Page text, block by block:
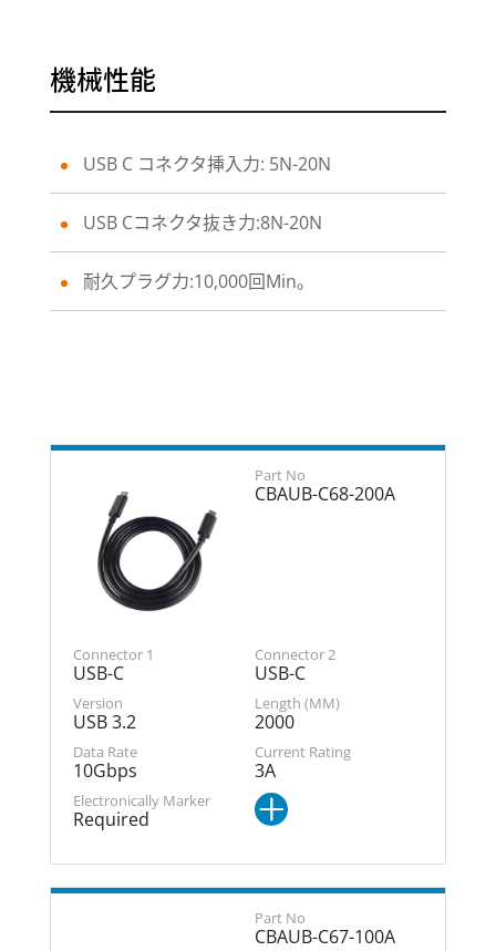
機械性能
USB C コネクタ挿入力: 5N-20N
USB Cコネクタ抜き力:8N-20N
耐久プラグ力:10,000回Min。
CBAUB-C68-200A
USB-C
USB-C
USB 3.2
2000
10Gbps
3A
Required
CBAUB-C67-100A